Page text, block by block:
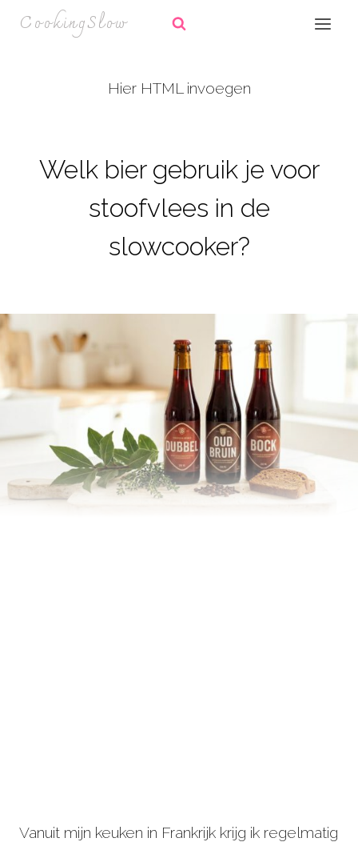
Doorgaan
CookingSlow
Hier HTML invoegen
Welk bier gebruik je voor
stoofvlees in de
slowcooker?
Vanuit mijn keuken in Frankrijk krijg ik regelmatig